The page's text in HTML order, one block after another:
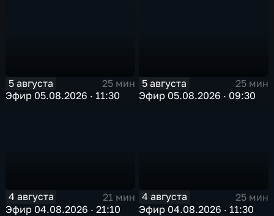
5 августа
25 мин
Эфир 05.08.2026 · 11:30
5 августа
25 мин
Эфир 05.08.2026 · 09:30
4 августа
21 мин
Эфир 04.08.2026 · 21:10
4 августа
25 мин
Эфир 04.08.2026 · 11:30